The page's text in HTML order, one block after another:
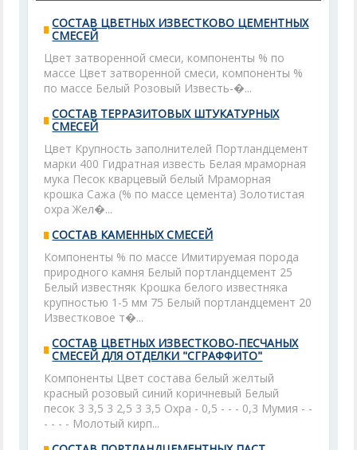
СОСТАВ ЦВЕТНЫХ ИЗВЕСТКОВО ЦЕМЕНТНЫХ
СМЕСЕЙ
Цвет затворенной смеси, компоненты % по
массе Цвет затворенной смеси, компоненты %
по массе Белый Розовый Известь-�...
СОСТАВ ТЕРРАЗИТОВЫХ ШТУКАТУРНЫХ
СМЕСЕЙ
Цвет Крупность заполнителей Портландцемент
марки 400 Гидратная известь Белая мраморная
мука Песок кварцевый белый Мраморная
крошка Сажа (% по массе цемента) Золотистая
охра Жел�...
СОСТАВ КАМЕННЫХ СМЕСЕЙ
Компоненты % по массе Имитируемая порода
природного камня Белый портландцемент 25
Белый известняк Крошка белого известняка
крупностью 1-5 мм 75 Белый портландцемент 20
Известковое т�...
СОСТАВ ЦВЕТНЫХ ИЗВЕСТКОВО-ПЕСЧАНЫХ
СМЕСЕЙ ДЛЯ ОТДЕЛКИ "СГРАФФИТО"
Компоненты Цвет состава белый желтый
красный розовый синий коричневый Белый
песок 3 3,5 3 2,5 3 3,5 Охра - 0,5 - - - 0,3 Мумия - -
- - - - Молотый кирп...